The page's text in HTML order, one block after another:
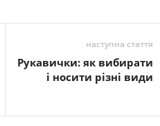
наступна стаття
Рукавички: як вибирати
і носити різні види